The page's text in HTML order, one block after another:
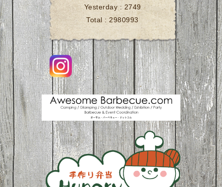
Yesterday : 2749
Total :2980993